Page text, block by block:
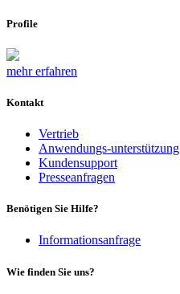
Profile
mehr erfahren
Kontakt
Vertrieb
Anwendungs-unterstützung
Kundensupport
Presseanfragen
Benötigen Sie Hilfe?
Informationsanfrage
Wie finden Sie uns?